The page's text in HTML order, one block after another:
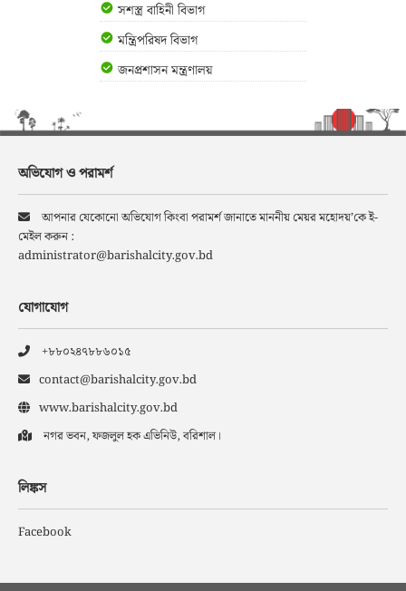
সশস্ত্র বাহিনী বিভাগ
মন্ত্রিপরিষদ বিভাগ
জনপ্রশাসন মন্ত্রণালয়
অভিযোগ ও পরামর্শ
আপনার যেকোনো অভিযোগ কিংবা পরামর্শ জানাতে মাননীয় মেয়র মহোদয়’কে ই-
মেইল করুন :
administrator@barishalcity.gov.bd
যোগাযোগ
+৮৮০২৪৭৮৮৬০১৫
contact@barishalcity.gov.bd
www.barishalcity.gov.bd
নগর ভবন, ফজলুল হক এভিনিউ, বরিশাল।
লিঙ্কস
Facebook